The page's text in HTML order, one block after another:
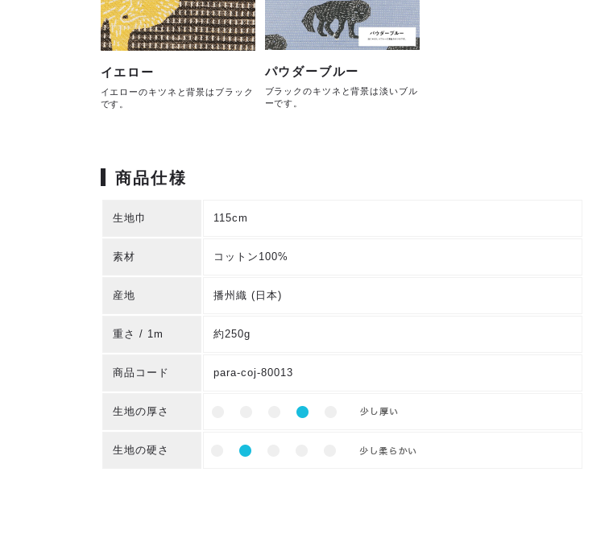
イエロー
イエローのキツネと背景はブラック
です。
パウダーブルー
ブラックのキツネと背景は淡いブル
ーです。
商品仕様
生地巾 115cm
素材 コットン100%
産地 播州織 (日本)
重さ / 1m 約250g
商品コード para-coj-80013
生地の厚さ
生地の硬さ